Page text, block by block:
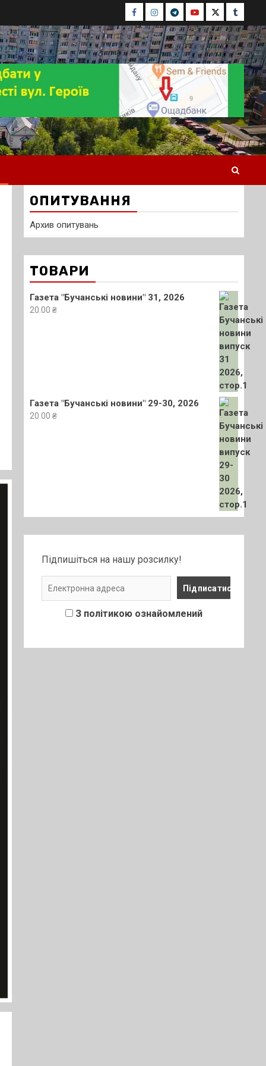
Facebook
Instagram
TelegramYoutubeTwitterTumblr
ОПИТУВАННЯ
Архив опитувань
ТОВАРИ
Газета "Бучанські новини" 31, 2026
20.00 ₴
Газета "Бучанські новини" 29-30, 2026
20.00 ₴
Підпишіться на нашу розсилку!
З політикою ознайомлений